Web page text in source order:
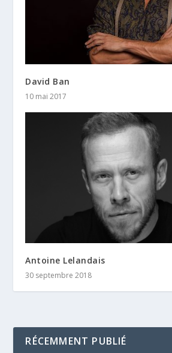
David Ban
10 mai 2017
Antoine Lelandais
30 septembre 2018
RÉCEMMENT PUBLIÉ